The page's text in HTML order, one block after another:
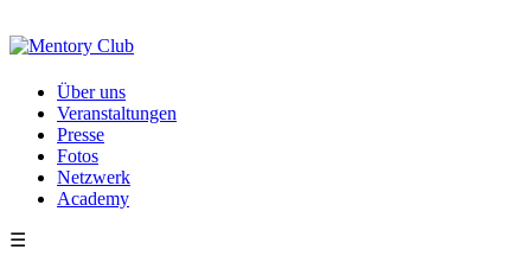
Über uns
Veranstaltungen
Presse
Fotos
Netzwerk
Academy
☰